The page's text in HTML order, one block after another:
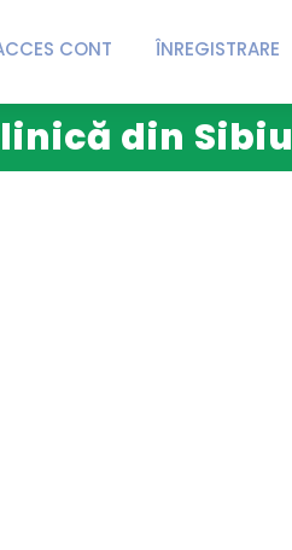
CONT ÎNREGISTRARE
din Sibiu